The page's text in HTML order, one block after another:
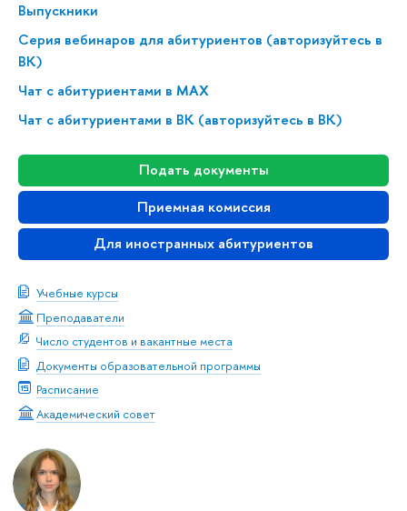
Выпускники
Серия вебинаров для абитуриентов (авторизуйтесь в
ВК)
Чат с абитуриентами в MAX
Чат с абитуриентами в ВК (авторизуйтесь в ВК)
Подать документы
Приемная комиссия
Для иностранных абитуриентов
Учебные курсы
Преподаватели
Число студентов и вакантные места
Документы образовательной программы
Расписание
Академический совет